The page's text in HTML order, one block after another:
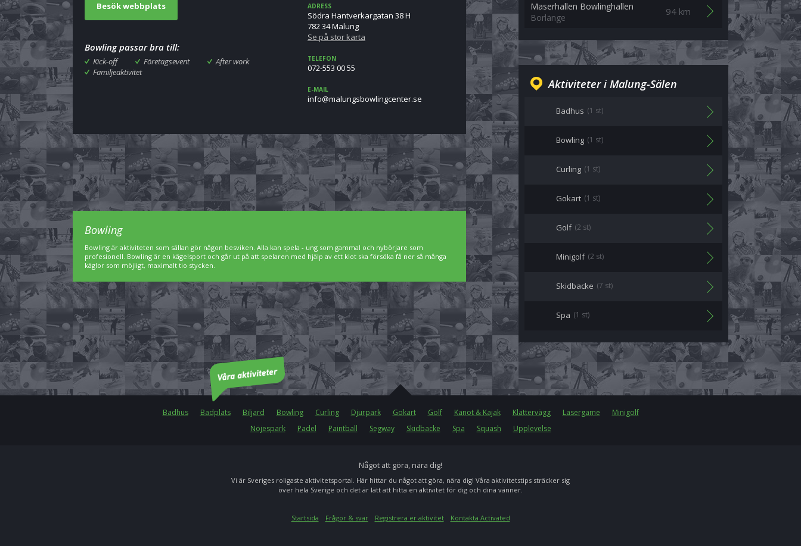
Besök webbplats
Bowling passar bra till:
Kick-off Företagsevent
After work
Familjeaktivitet
ADRESS
Södra Hantverkargatan 38 H
782 34 Malung
Se på stor karta
TELEFON
072-553 00 55
E-MAIL
es.retnecgnilwobsgnulam@ofni
Maserhallen Bowlinghallen
Borlänge
94 km
Aktiviteter i Malung-Sälen
Badhus (1 st)
Bowling (1 st)
Curling (1 st)
Gokart (1 st)
Golf (2 st)
Minigolf (2 st)
Skidbacke (7 st)
Spa (1 st)
Bowling
Bowling är aktiviteten som sällan gör någon besviken. Alla kan spela - ung som gammal och nybörjare som
profesionell. Bowling är en kägelsport och går ut på att spelaren med hjälp av ett klot ska försöka få ner så många
käglor som möjligt, maximalt tio stycken.
Badhus Badplats Biljard Bowling Curling Djurpark Gokart Golf Kanot & Kajak Klättervägg Lasergame
Minigolf
Nöjespark
Padel Paintball Segway Skidbacke Spa Squash Upplevelse
Något att göra, nära dig!
Vi är Sveriges roligaste aktivitetsportal. Här hittar du något att göra, nära dig! Våra aktivitetstips sträcker sig
över hela Sverige och det är lätt att hitta en aktivitet för dig och dina vänner.
Startsida Frågor & svar Registrera er aktivitet Kontakta Activated